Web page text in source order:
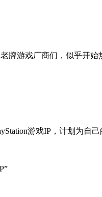
游戏厂商们，似乎开始
游戏IP，计划为自己